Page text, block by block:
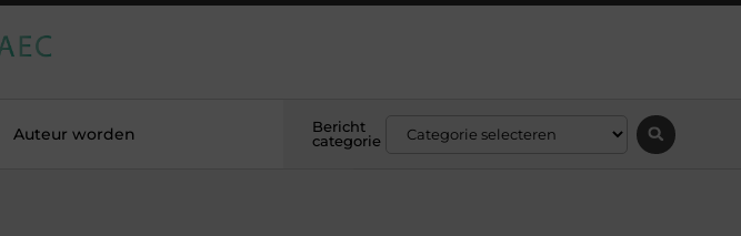
Auteur worden
Bericht
categorie